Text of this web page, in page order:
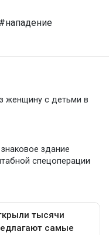
#нападение
женщину с детьми в
здание
спецоперации